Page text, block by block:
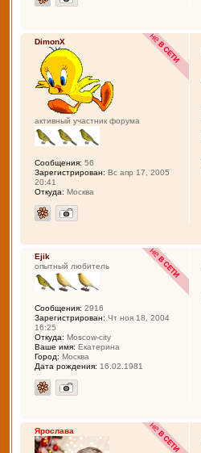
DimonX
активный участник форума
Сообщения: 56
Зарегистрирован: Вс апр 17, 2005
20:41
Откуда: Москва
Ejik
опытный любитель
Сообщения: 2916
Зарегистрирован: Чт ноя 18, 2004
16:25
Откуда: Moscow-city
Ваше имя: Екатерина
Город: Москва
Дата рождения: 16.02.1981
Ярослава